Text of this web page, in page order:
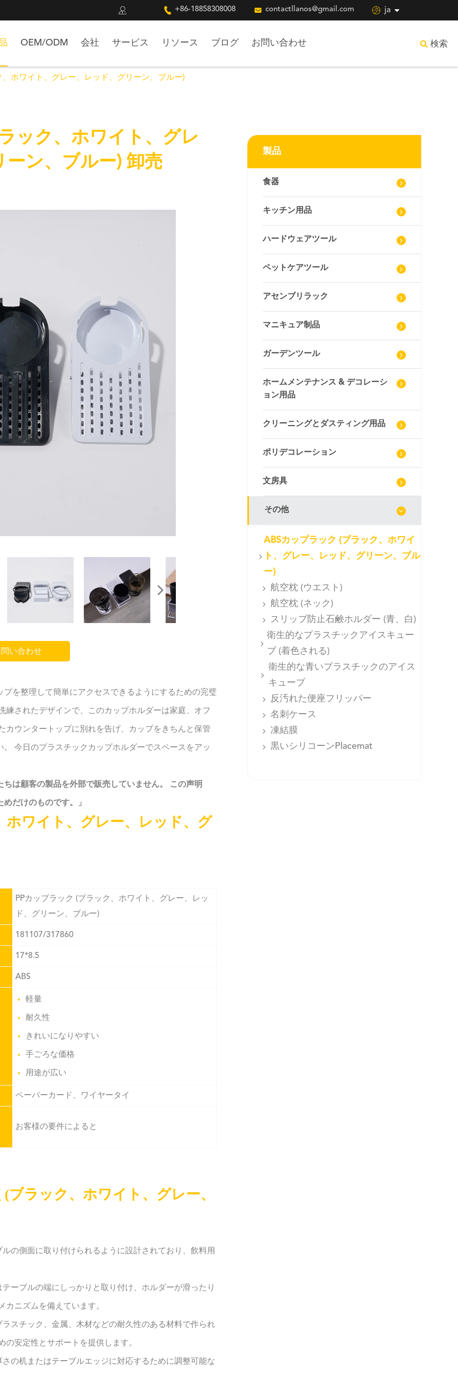
  +86-18858308008  contactllanos@gmail.com  ja
OEM/ODM 会社 サービス リソース ブログ お問い合わせ 検索
ホワイト、グレー、レッド、グリーン、ブルー)
ック、ホワイト、グレ
ーン、ブルー) 卸売
い合わせ
を整理して簡単にアクセスできるようにするための完璧
されたデザインで、このカップホルダーは家庭、オフ
ウンタートップに別れを告げ、カップをきちんと保管
今日のプラスチックカップホルダーでスペースをアッ
は顧客の製品を外部で販売していません。 この声明
だけのものです。」
ワイト、グレー、レッド、グ
PPカップラック (ブラック、ホワイト、グレー、レッ
ド、グリーン、ブルー)
181107/317860
17*8.5
ABS
軽量
耐久性
きれいになりやすい
手ごろな価格
用途が広い
ペーパーカード、ワイヤータイ
お客様の要件によると
ラック、ホワイト、グレー、
の側面に取り付けられるように設計されており、飲料用
ーブルの端にしっかりと取り付け、ホルダーが滑ったり
ニズムを備えています。
スチック、金属、木材などの耐久性のある材料で作られ
安定性とサポートを提供します。
の机またはテーブルエッジに対応するために調整可能な
製品
食器
キッチン用品
ハードウェアツール
ペットケアツール
アセンブリラック
マニキュア制品
ガーデンツール
ホームメンテナンス & デコレーシ
ョン用品
クリーニングとダスティング用品
ポリデコレーション
文房具
その他
ABSカップラック (ブラック、ホワイ
ト、グレー、レッド、グリーン、ブル
ー)
航空枕 (ウエスト)
航空枕 (ネック)
スリップ防止石鹸ホルダー (青、白)
衛生的なプラスチックアイスキュー
ブ (着色される)
衛生的な青いプラスチックのアイス
キューブ
反汚れた便座フリッパー
名刺ケース
凍結膜
黒いシリコーンPlacemat